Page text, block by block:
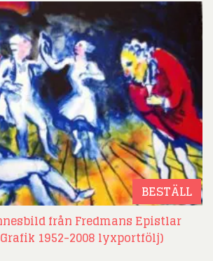
BESTÄLL
från Fredmans Epistlar
1952-2008 lyxportfölj)